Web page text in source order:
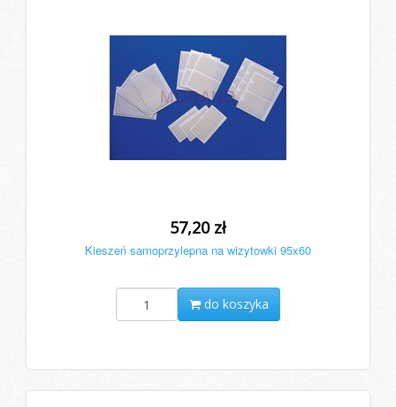
57,20 zł
Kieszeń samoprzylepna na wizytowki 95x60
do koszyka